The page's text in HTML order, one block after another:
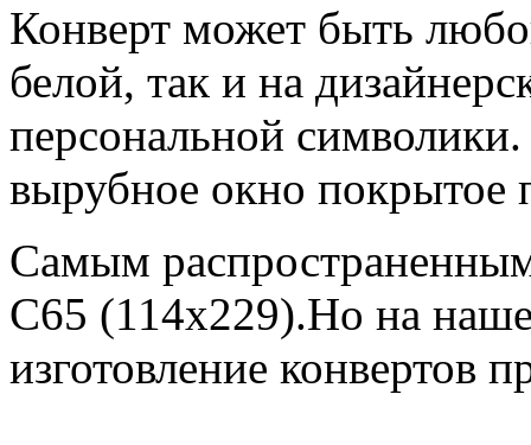
Конверт может быть
белой, так и на
персональной
вырубное окно покрытое
Самым распространенным
C65 (114х229).Но на
изготовление конвертов